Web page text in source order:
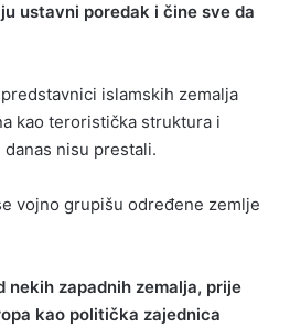
ustavni poredak i čine sve da
islamskih zemalja
kao teroristička struktura i
nisu prestali.
vojno grupišu određene zemlje
nekih zapadnih zemalja, prije
kao politička zajednica